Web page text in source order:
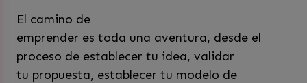
El camino de
emprender es toda una aventura, desde el
proceso de establecer tu idea, validar
tu propuesta, establecer tu modelo de